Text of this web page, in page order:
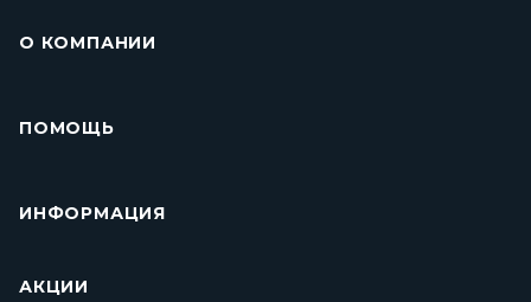
О КОМПАНИИ
ПОМОЩЬ
ИНФОРМАЦИЯ
АКЦИИ